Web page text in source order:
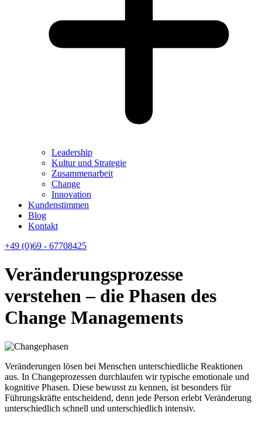
Leadership
Kultur und Strategie
Zusammenarbeit
Change
Innovation
Kundenstimmen
Blog
Kontakt
+49 (0)69 - 67708425
Veränderungsprozesse
verstehen – die Phasen des
Change Managements
Veränderungen lösen bei Menschen unterschiedliche Reaktionen
aus. In Changeprozessen durchlaufen wir typische emotionale und
kognitive Phasen. Diese bewusst zu kennen, ist besonders für
Führungskräfte entscheidend, denn jede Person erlebt Veränderung
unterschiedlich schnell und unterschiedlich intensiv.